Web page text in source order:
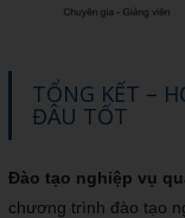
TỔNG KẾT –
ĐÂU TỐT
Đào tạo nghiệp vụ
chương trình đào tạo